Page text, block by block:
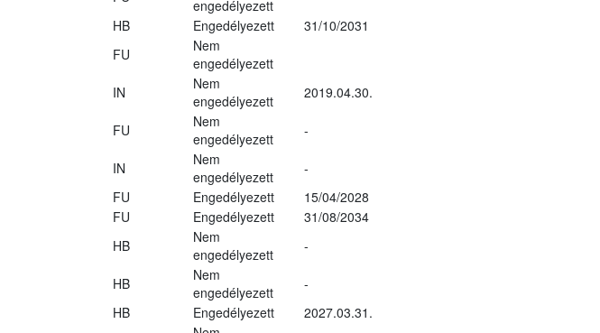
engedélyezett
HB Engedélyezett
31/10/2031
FU
Nem
engedélyezett
IN
Nem
engedélyezett
2019.04.30.
FU
Nem
engedélyezett
-
IN
Nem
engedélyezett
-
FU Engedélyezett
15/04/2028
FU Engedélyezett
31/08/2034
HB
Nem
engedélyezett
-
HB
Nem
engedélyezett
-
HB Engedélyezett
2027.03.31.